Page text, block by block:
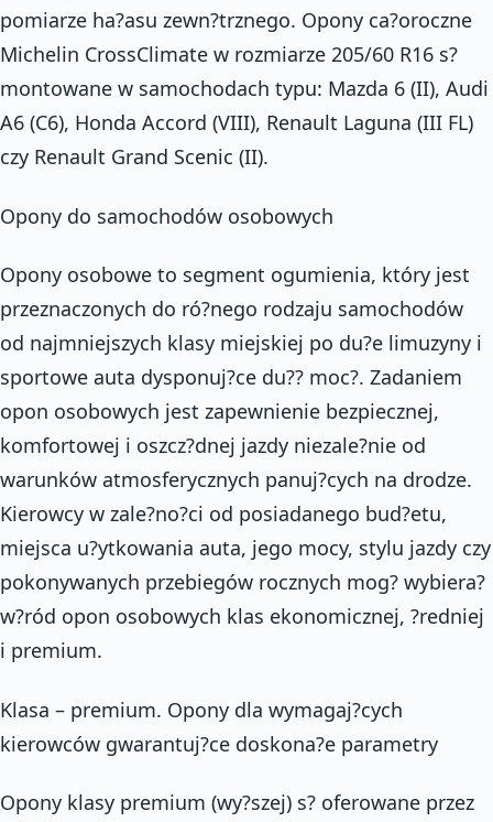
pomiarze ha?asu zewn?trznego. Opony ca?oroczne
Michelin CrossClimate w rozmiarze 205/60 R16 s?
montowane w samochodach typu: Mazda 6 (II), Audi
A6 (C6), Honda Accord (VIII), Renault Laguna (III FL)
czy Renault Grand Scenic (II).
Opony do samochodów osobowych
Opony osobowe to segment ogumienia, który jest
przeznaczonych do ró?nego rodzaju samochodów 
od najmniejszych klasy miejskiej po du?e limuzyny i
sportowe auta dysponuj?ce du?? moc?. Zadaniem
opon osobowych jest zapewnienie bezpiecznej,
komfortowej i oszcz?dnej jazdy niezale?nie od
warunków atmosferycznych panuj?cych na drodze.
Kierowcy w zale?no?ci od posiadanego bud?etu,
miejsca u?ytkowania auta, jego mocy, stylu jazdy czy
pokonywanych przebiegów rocznych mog? wybiera?
w?ród opon osobowych klas ekonomicznej, ?redniej
i premium.
Klasa – premium. Opony dla wymagaj?cych
kierowców gwarantuj?ce doskona?e parametry
Opony klasy premium (wy?szej) s? oferowane przez